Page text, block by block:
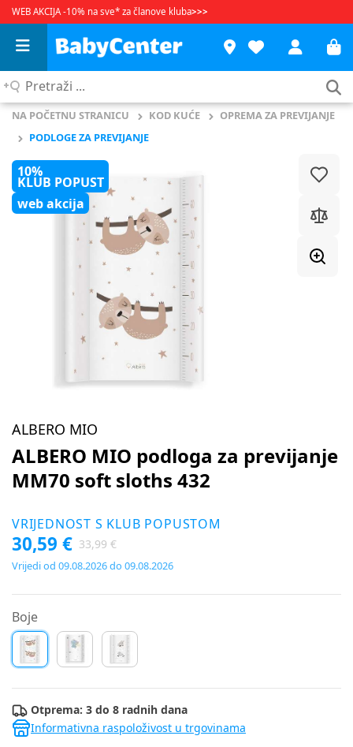
WEB AKCIJA -10% na sve* za članove kluba>>>
Pretraži
NA POČETNU STRANICU KOD KUĆE
OPREMA ZA PREVIJANJE
PODLOGE ZA PREVIJANJE
10%
KLUB POPUST
web akcija
ALBERO MIO
ALBERO MIO podloga za previjanje
MM70 soft sloths 432
VRIJEDNOST S KLUB POPUSTOM
30,59 € 33,99 €
Vrijedi od 09.08.2026 do 09.08.2026
Boje
Otprema: 3 do 8 radnih dana
Informativna raspoloživost u trgovinama